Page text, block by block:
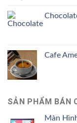
Cafe
SẢN PHẨM BÁN
Màn